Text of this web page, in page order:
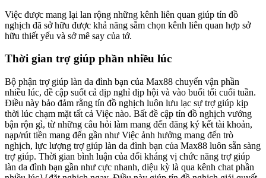
Việc được mang lại lan rộng những kênh liên quan giúp tín đồ
nghịch đã sở hữu được khả năng sắm chọn kênh liên quan hợp sở
hữu thiết yếu và sở mê say của tớ.
Thời gian trợ giúp phần nhiều lúc
Bộ phận trợ giúp làn da đình bạn của Max88 chuyển vận phần
nhiều lúc, đề cập suốt cả dịp nghỉ dịp hội và vào buổi tối cuối tuần.
Điều này bảo đảm rằng tín đồ nghịch luôn lưu lạc sự trợ giúp kịp
thời lúc chạm mặt tất cả Việc nào. Bất đề cập tín đồ nghịch vướng
bận rộn gì, từ những câu hỏi làm mang đến đăng ký kết tài khoản,
nạp/rút tiền mang đến gần như Việc ảnh hưởng mang đến trò
nghịch, lực lượng trợ giúp làn da đình bạn của Max88 luôn sẵn sàng
trợ giúp. Thời gian bình luận của đối kháng vị chức năng trợ giúp
làn da đình bạn gần như cực nhanh, diệu kỳ là qua kênh chat phần